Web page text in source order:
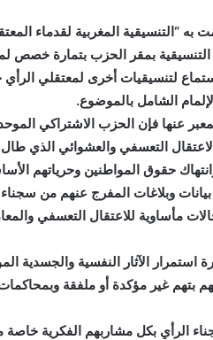
التنسيقية بمقر الحزب بتمارة
لتنسيقيات أخرى لمعتقلي
الشامل بالموضوع.
عنها فإن الحزب الاشتراكي
التعسفي والعشوائي الذي
وانتهاك حقوق المواطنين وحرياتهم
وبلاغات المفرج عنهم من
مأساوية للاعتقال التعسفي
الآثار النفسية والجسدية
بتهم غير مؤكدة أو ملفقة
الرأي بكل مشاربهم الفكرية خاصة